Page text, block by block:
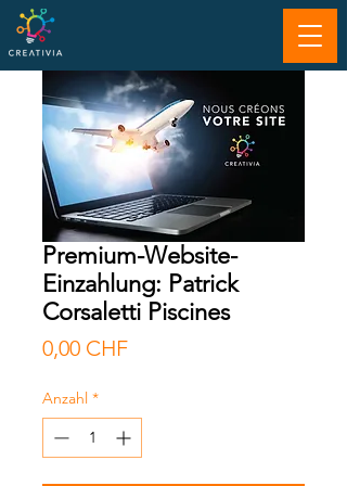
Premium-Website-
Einzahlung: Patrick
Corsaletti Piscines
0,00 CHFPreis
Anzahl *